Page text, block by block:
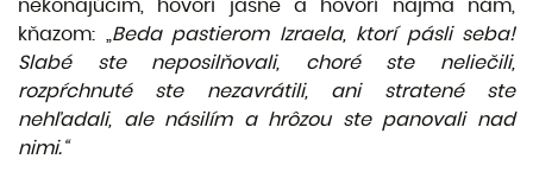
nekonajúcim, hovorí jasne a hovorí najmä nám,
kňazom: „ Beda pastierom Izraela, ktorí pásli seba!
Slabé ste neposilňovali, choré ste neliečili,
rozpŕchnuté ste nezavrátili, ani stratené ste
nehľadali, ale násilím a hrôzou ste panovali nad
nimi.“